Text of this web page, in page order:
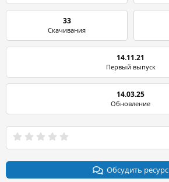
33
Скачивания
14.11.21
Первый выпуск
14.03.25
Обновление
0
0
в
Обсудить ресурс